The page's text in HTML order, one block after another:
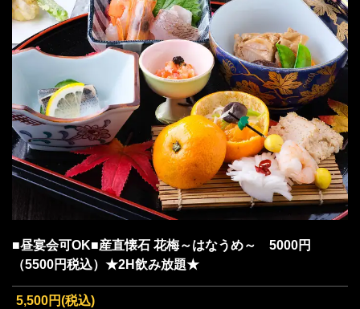
■昼宴会可OK■産直懐石 花梅～はなうめ～ 5000円
（5500円税込）★2H飲み放題★
5,500円(税込)